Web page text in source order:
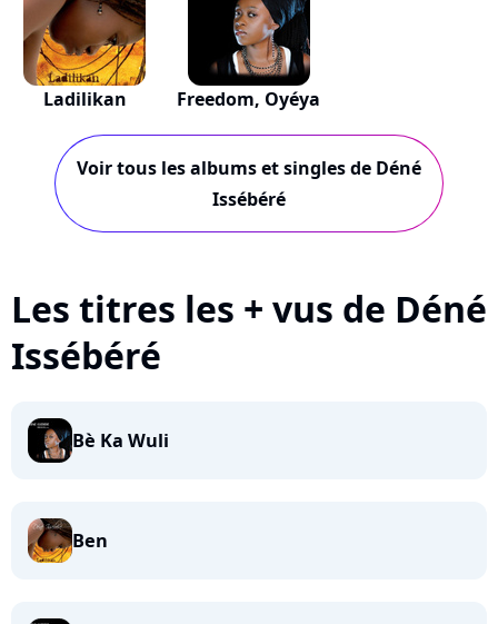
Ladilikan Freedom, Oyéya
Voir tous les albums et singles de Déné
Issébéré
Les titres les + vus de Déné
Issébéré
Bè Ka Wuli
Ben